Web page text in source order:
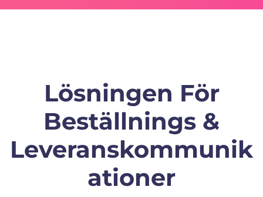
Lösningen För
Beställnings &
Leveranskommunik
ationer